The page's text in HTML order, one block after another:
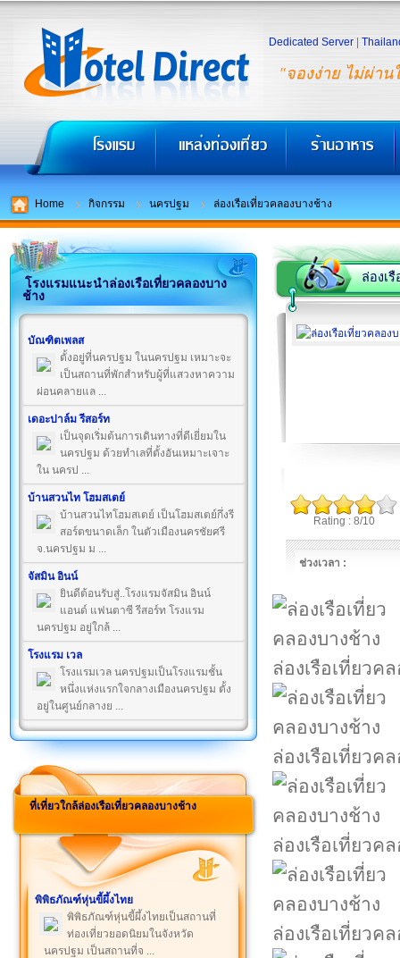
"จองง่าย ไม่ผ่าน
Dedicated Server
Home กิจกรรม นครปฐม ล่องเรือเที่ยวคลองบางช้าง
โรงแรมแนะนำล่องเรือเที่ยวคลองบาง
ช้าง
บัณฑิตเพลส
ตั้งอยู่ที่นครปฐม ในนครปฐม เหมาะจะ
เป็นสถานที่พักสำหรับผู้ที่แสวงหาความ
ผ่อนคลายแล ...
เดอะปาล์ม รีสอร์ท
เป็นจุดเริ่มต้นการเดินทางที่ดีเยี่ยมใน
นครปฐม ด้วยทำเลที่ตั้งอันเหมาะเจาะ
ใน นครป ...
บ้านสวนไท โฮมสเตย์
บ้านสวนไทโฮมสเตย์ เป็นโฮมสเตย์กึ่งรี
สอร์ตขนาดเล็ก ในตัวเมืองนครชัยศรี
จ.นครปฐม ม ...
จัสมิน อินน์
ยินดีต้อนรับสู่..โรงแรมจัสมิน อินน์
แอนด์ แฟนตาซี รีสอร์ท โรงแรม
นครปฐม อยู่ใกล้ ...
โรงแรม เวล
โรงแรมเวล นครปฐมเป็นโรงแรมชั้น
หนึ่งแห่งแรกใจกลางเมืองนครปฐม ตั้ง
อยู่ในศูนย์กลางย ...
ที่เที่ยวใกล้ล่องเรือเที่ยวคลองบางช้าง
พิพิธภัณฑ์หุ่นขี้ผึ้งไทย
พิพิธภัณฑ์หุ่นขี้ผึ้งไทยเป็นสถานที่
ท่องเที่ยวยอดนิยมในจังหวัด
นครปฐม เป็นสถานที่จ ...
ล่องเ
Rating : 8/10
ช่วงเวลา :
ล่องเรือเที่ยวค
ล่องเรือเที่ยวค
ล่องเรือเที่ยวค
ล่องเรือเที่ยวค